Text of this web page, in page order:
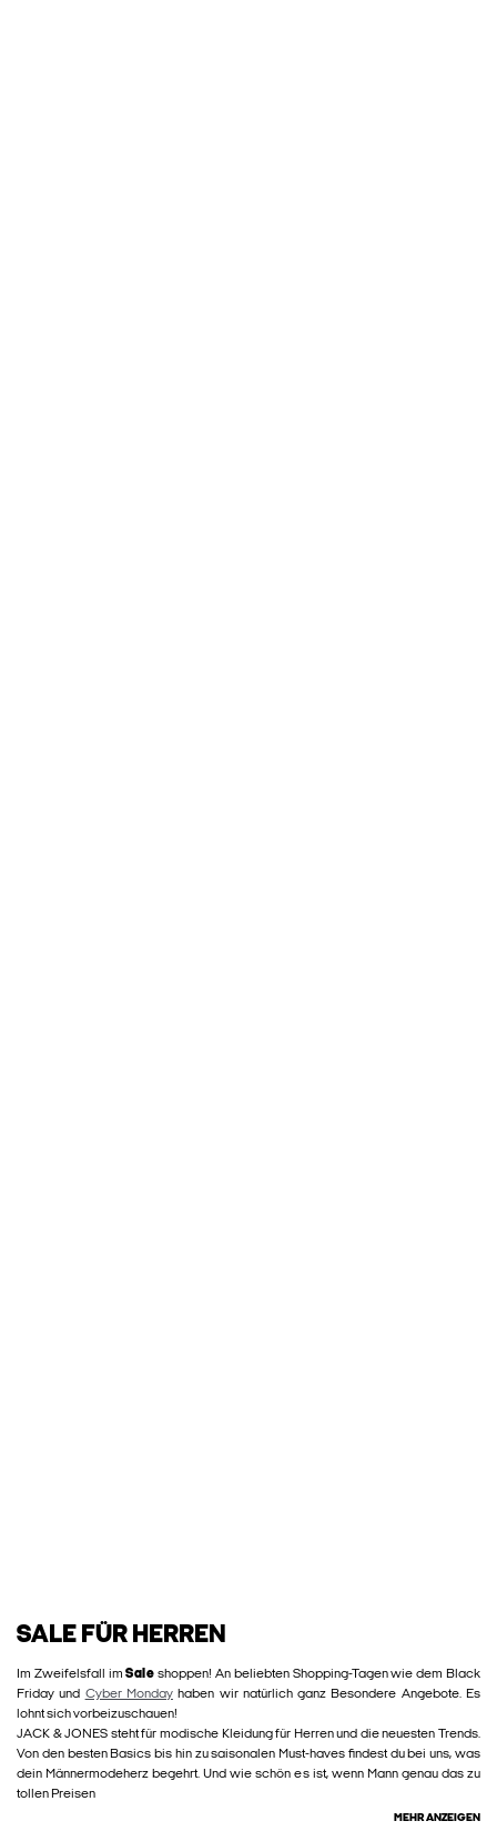
SALE FÜR HERREN
Im Zweifelsfall imSale shoppen! An beliebten Shopping-Tagen wie dem Black
Friday und Cyber Mondayhaben wir natürlich ganz Besondere Angebote. Es
lohnt sich vorbeizuschauen!
JACK & JONES steht für modische Kleidung für Herren und die neuesten Trends.
Von den besten Basics bis hin zu saisonalen Must-haves findest du bei uns, was
dein Männermodeherz begehrt. Und wie schön es ist, wenn Mann genau das zu
tollen Preisen
MEHR ANZEIGEN